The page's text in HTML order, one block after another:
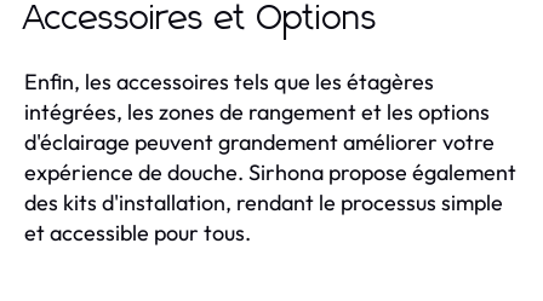
Accessoires et Options
Enfin, les accessoires tels que les étagères
intégrées, les zones de rangement et les options
d'éclairage peuvent grandement améliorer votre
expérience de douche. Sirhona propose également
des kits d'installation, rendant le processus simple
et accessible pour tous.